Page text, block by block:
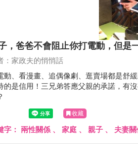
，爸爸不會阻止你打電動，但是
：家政夫的悄悄話
動、看漫畫、追偶像劇、逛賣場都是舒
的是信用！三兄弟答應父親的承諾，有
收藏
字： 兩性關係 、 家庭 、 親子 、 夫妻